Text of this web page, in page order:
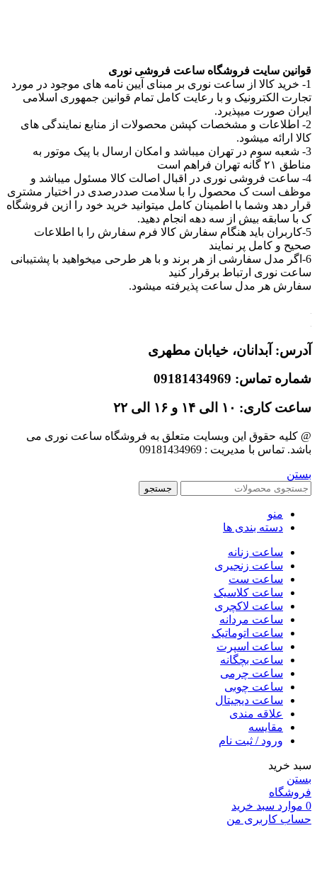
قوانین سایت فروشگاه ساعت فروشی نوری
1- خرید کالا از ساعت نوری بر مبنای آیین نامه های موجود در مورد
تجارت الکترونیک و با رعایت کامل تمام قوانین جمهوری اسلامی
ایران صورت میپذیرد.
2- اطلاعات و مشخصات کپشن محصولات از منابع نمایندگی های
کالا ارائه میشود.
3- شعبه سوم در تهران میباشد و امکان ارسال با پیک موتور به
مناطق ۲۱ گانه تهران فراهم است
4- ساعت فروشی نوری در اقبال اصالت کالا مسئول میباشد و
موظف است ک محصول را با سلامت صددرصدی در اختیار مشتری
قرار دهد وشما با اطمینان کامل میتوانید خرید خود را ازین فروشگاه
ک با سابقه بیش از سه دهه انجام دهید.
5-کاربران باید هنگام سفارش کالا فرم سفارش را با اطلاعات
صحیح و کامل پر نمایند
6-اگر مدل سفارشی از هر برند و با هر طرحی میخواهید با پشتیبانی
ساعت نوری ارتباط برقرار کنید
سفارش هر مدل ساعت پذیرفته میشود.
آدرس: آبدانان، خیابان مطهری
شماره تماس: 09181434969
ساعت کاری: ۱۰ الی ۱۴ و ۱۶ الی ۲۲
@ کلیه حقوق این وبسایت متعلق به فروشگاه ساعت نوری می
باشد. تماس با مدیریت : 09181434969
بستن
جستجو
منو
دسته بندی ها
ساعت زنانه
ساعت زنجیری
ساعت ست
ساعت کلاسیک
ساعت لاکچری
ساعت مردانه
ساعت اتوماتیک
ساعت اسپرت
ساعت بچگانه
ساعت چرمی
ساعت چوبی
ساعت دیجیتال
علاقه مندی
مقایسه
ورود / ثبت نام
سبد خرید
بستن
فروشگاه
0 موارد سبد خرید
حساب کاربری من